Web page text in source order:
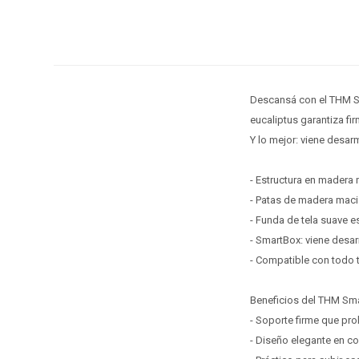
Descansá con el THM
eucaliptus garantiza
Y lo mejor: viene
- Estructura en madera
- Patas de madera
- Funda de tela suave
- SmartBox: viene
- Compatible con todo
Beneficios del THM
- Soporte firme que
- Diseño elegante en